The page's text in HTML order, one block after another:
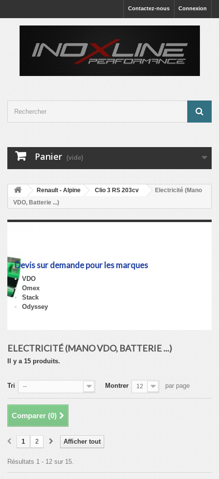
Connexion
Contactez-nous
Panier (vide)
Renault - Alpine Clio 3 RS 203cv
Electricité (Mano
VDO, Batterie ...)
Devis sur demande pour les marques
VDO
Omex
Stack
Odyssey
ELECTRICITÉ (MANO VDO, BATTERIE ...)
Il y a 15 produits.
Tri -- Montrer 12 par page
Comparer (0)
Afficher tout
1 2
Résultats 1 - 12 sur 15.